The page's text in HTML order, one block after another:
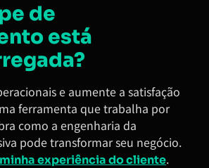
de
está
e aumente a satisfação
ferramenta que trabalha por
como a engenharia da
pode transformar seu negócio.
experiência do cliente.